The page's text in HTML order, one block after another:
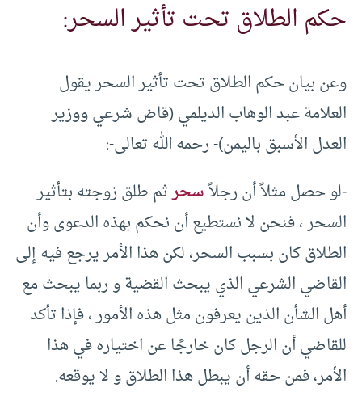
حكم الطلاق تحت تأثير السحر:
وعن بيان حكم الطلاق تحت تأثير السحر يقول
العلامة عبد الوهاب الديلمي (قاض شرعي ووزير
العدل الأسبق باليمن)- رحمه الله تعالى-:
-لو حصل مثلاً أن رجلاًسحرثم طلق زوجته بتأثير
السحر ، فنحن لا نستطيع أن نحكم بهذه الدعوى وأن
الطلاق كان بسبب السحر، لكن هذا الأمر يرجع فيه إلى
القاضي الشرعي الذي يبحث القضية و ربما يبحث مع
أهل الشأن الذين يعرفون مثل هذه الأمور ، فإذا تأكد
للقاضي أن الرجل كان خارجًا عن اختياره في هذا
الأمر، فمن حقه أن يبطل هذا الطلاق و لا يوقعه.